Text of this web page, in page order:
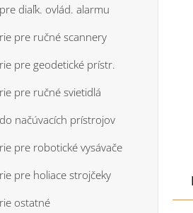
diaľk. ovlád. alarmu
pre ručné scannery
pre geodetické prístr.
pre ručné svietidlá
načúvacích prístrojov
pre robotické vysávače
pre holiace strojčeky
ostatné